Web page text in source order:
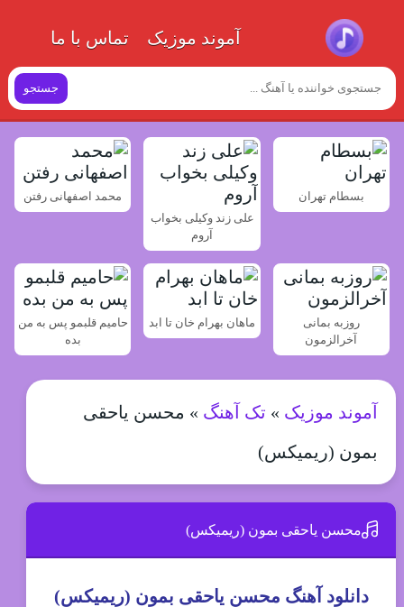
آموند موزیک تماس با ما
جستجو
بسطام تهران
علی زند وکیلی بخواب
آروم
محمد اصفهانی رفتن
روزبه بمانی
آخرالزمون
ماهان بهرام خان تا ابد
حامیم قلبمو پس به من
بده
آموند موزیک » تک آهنگ » محسن یاحقی
بمون (ریمیکس)
محسن یاحقی بمون (ریمیکس)
دانلود آهنگ محسن یاحقی بمون (ریمیکس)